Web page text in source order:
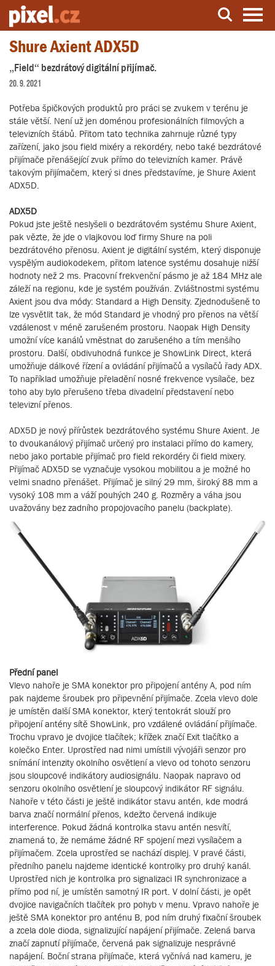
Server o natáčení a zpracování videa
Shure Axient ADX5D
„Field“ bezdrátový digitální přijímač.
20. 9. 2021
Potřeba špičkových produktů pro práci se zvukem v terénu je
stále větší. Není už jen doménou profesionálních filmových a
televizních štábů. Přitom tato technika zahrnuje různé typy
zařízení, jako jsou field mixéry a rekordéry, nebo také bezdrátové
přijímače přenášející zvuk přímo do televizních kamer. Právě
takovým přijímačem, který si dnes představíme, je Shure Axient
ADX5D.
ADX5D
Pokud jste ještě neslyšeli o bezdrátovém systému Shure Axient,
pak vězte, že jde o vlajkovou loď firmy Shure na poli
bezdrátového přenosu. Axient je digitální systém, který disponuje
vyspělým audiokodekem, přitom latence systému dosahuje nižší
hodnoty než 2 ms. Pracovní frekvenční pásmo je až 184 MHz ale
záleží na regionu, kde je systém používán. Zvláštnostmi systému
Axient jsou dva módy: Standard a High Density. Zjednodušeně to
lze vysvětlit tak, že mód Standard je vhodný pro přenos na větší
vzdálenost v méně zarušeném prostoru. Naopak High Density
umožní více kanálů vměstnat do zarušeného a tím menšího
prostoru. Další, obdivuhodná funkce je ShowLink Direct, která
umožňuje dálkové řízení a ovládání přijímačů a vysílačů řady ADX.
To například umožňuje přeladění nosné frekvence vysílače, bez
toho aby bylo přerušeno třeba divadelní představení nebo
televizní přenos.
ADX5D je nový přírůstek bezdrátového systému Shure Axient. Je
to dvoukanálový přijímač určený pro instalaci přímo do kamery,
nebo jako portable přijímač pro field rekordéry či field mixery.
Přijímač ADX5D se vyznačuje vysokou mobilitou a je možné ho
velmi snadno přenášet. Přijímač je silný 29 mm, široký 88 mm a
vysoký 108 mm a váží pouhých 240 g. Rozměry a váha jsou
uvažovány bez zadního propojovacího panelu (backplate).
Přední panel
Vlevo nahoře je SMA konektor pro připojení antény A, pod ním
pak najdeme šroubek pro připevnění přijímače. Zcela vlevo dole
je umístěn další SMA konektor, který tentokrát slouží pro
připojení antény sítě ShowLink, pro vzdálené ovládání přijímače.
Trochu vpravo je dvojice tlačítek; křížek značí Exit tlačítko a
kolečko Enter. Uprostřed nad nimi umístili vývojáři senzor pro
snímání intenzity okolního osvětlení a vlevo od tohoto senzoru
jsou sloupcové indikátory audiosignálu. Naopak napravo od
senzoru okolního osvětlení je sloupcový indikátor RF signálu.
Nahoře v této části je ještě indikátor stavu antén, kde modrá
barva značí normální přenos, kdežto červená indikuje
interference. Pokud žádná kontrolka stavu antén nesvítí,
znamená to, že nemáme žádné RF spojení mezi vysílačem a
přijímačem. Zcela uprostřed se nachází displej. V pravé části,
předního panelu najdeme identické kontrolky pro druhý kanál.
Uprostřed nich je kontrolka pro signalizaci IR synchronizace a
přímo pod ní, je umístěn samotný IR port. V dolní části, je opět
dvojice navigačních tlačítek pro pohyb v menu. Vpravo nahoře je
ještě SMA konektor pro anténu B, pod ním druhý fixační šroubek
a zcela dole dioda, signalizující napájení přijímače. Zelená barva
značí zapnutí přijímače, červená pak signalizuje nesprávné
napájení. Boční strana přijímače, která vyčnívá nad kameru, je